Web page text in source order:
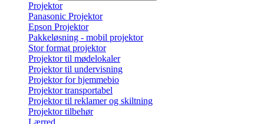
Projektor
Panasonic Projektor
Epson Projektor
Pakkeløsning - mobil projektor
Stor format projektor
Projektor til mødelokaler
Projektor til undervisning
Projektor for hjemmebio
Projektor transportabel
Projektor til reklamer og skiltning
Projektor tilbehør
Lærred